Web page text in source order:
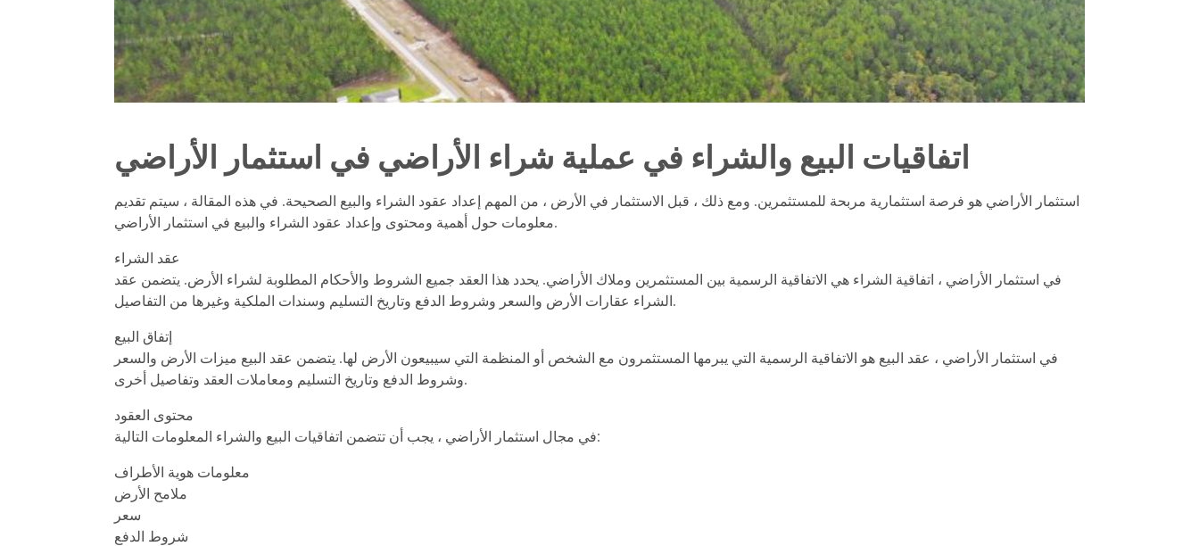
اتفاقيات البيع والشراء في عملية شراء الأراضي في استثمار الأراضي
استثمار الأراضي هو فرصة استثمارية مربحة للمستثمرين. ومع ذلك ، قبل الاستثمار في الأرض ، من المهم إعداد عقود الشراء والبيع الصحيحة. في هذه المقالة ، سيتم تقديم
معلومات حول أهمية ومحتوى وإعداد عقود الشراء والبيع في استثمار الأراضي.
عقد الشراء
في استثمار الأراضي ، اتفاقية الشراء هي الاتفاقية الرسمية بين المستثمرين وملاك الأراضي. يحدد هذا العقد جميع الشروط والأحكام المطلوبة لشراء الأرض. يتضمن عقد
الشراء عقارات الأرض والسعر وشروط الدفع وتاريخ التسليم وسندات الملكية وغيرها من التفاصيل.
إتفاق البيع
في استثمار الأراضي ، عقد البيع هو الاتفاقية الرسمية التي يبرمها المستثمرون مع الشخص أو المنظمة التي سيبيعون الأرض لها. يتضمن عقد البيع ميزات الأرض والسعر
وشروط الدفع وتاريخ التسليم ومعاملات العقد وتفاصيل أخرى.
محتوى العقود
في مجال استثمار الأراضي ، يجب أن تتضمن اتفاقيات البيع والشراء المعلومات التالية:
معلومات هوية الأطراف
ملامح الأرض
سعر
شروط الدفع